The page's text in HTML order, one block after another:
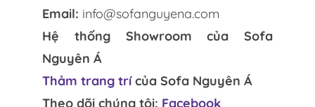
Email: info@sofanguyena.com
Hệ thống Showroom của Sofa
Nguyên Á
Thảm trang trícủa Sofa Nguyên Á
Theo dõi chúng tôi: Facebook